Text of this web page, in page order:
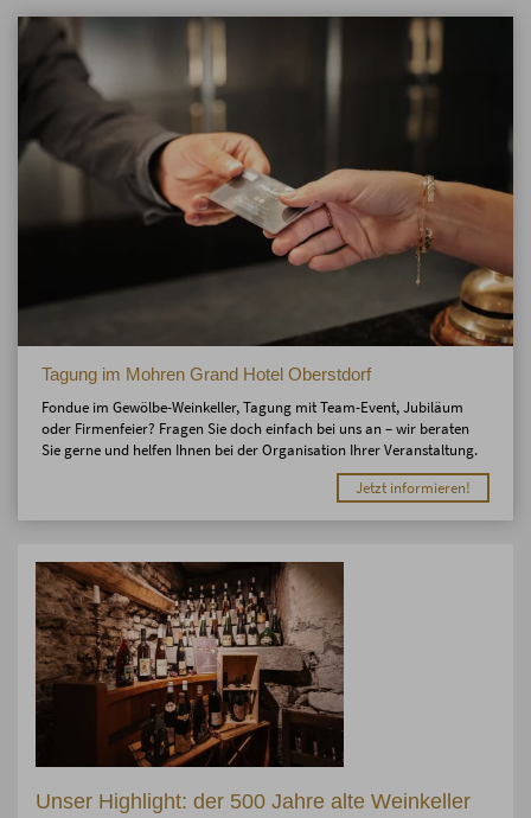
Tagung im Mohren Grand Hotel Oberstdorf
Fondue im Gewölbe-Weinkeller, Tagung mit Team-Event, Jubiläum
oder Firmenfeier? Fragen Sie doch einfach bei uns an – wir beraten
Sie gerne und helfen Ihnen bei der Organisation Ihrer Veranstaltung.
Jetzt informieren!
Unser Highlight: der 500 Jahre alte Weinkeller